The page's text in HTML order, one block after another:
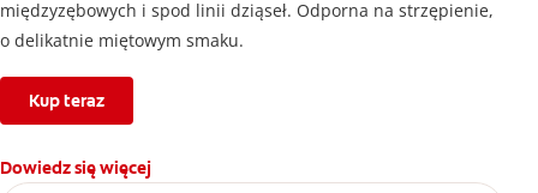
międzyzębowych i spod linii dziąseł. Odporna na strzępienie,
o delikatnie miętowym smaku.
Kup teraz
Dowiedz się więcej